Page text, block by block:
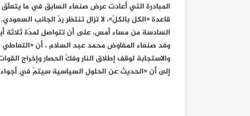
المبادرة التي أعادت عرض صنعاء السابق في ما
قاعدة «الكل بالكلّ»، لا تزال تنتظر ردّ الجانب
السادسة من مساء أمس، على أن تتواصل لمدّة ثلاثة
وفد صنعاء المفاوض محمد عبد السلام ، أن «التعاطي
والاستجابة لوقف إطلاق النار وفكّ الحصار وإخراج
إلى أن «الحديث عن الحلول السياسية سيتمّ في